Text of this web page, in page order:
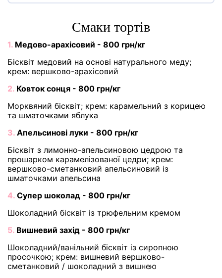
Cмаки тортів
1. Медово-арахісовий - 800 грн/кг
Бісквіт медовий на основі натурального меду;
крем: вершково-арахісовий
2. Ковток сонця - 800 грн/кг
Морквяний бісквіт; крем: карамельний з корицею
та шматочками яблука
3. Апельсинові луки - 800 грн/кг
Бісквіт з лимонно-апельсиновою цедрою та
прошарком карамелізованої цедри; крем:
вершково-сметанковий апельсиновий із
шматочками апельсина
4. Супер шоколад - 800 грн/кг
Шоколадний бісквіт із трюфельним кремом
5. Вишневий захід - 800 грн/кг
Шоколадний/ванільний бісквіт із сиропною
просочкою; крем: вишневий вершково-
сметанковий / шоколадний з вишнею